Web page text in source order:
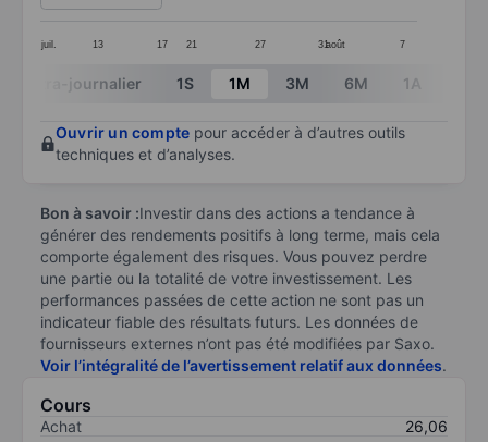
juil. 13 17 21 27 31août 7
End of interactive chart.
Intra-journalier 1S 1M 3M 6M 1A
Ouvrir un compte pour accéder à d’autres outils
techniques et d’analyses.
Bon à savoir :Investir dans des actions a tendance à
générer des rendements positifs à long terme, mais cela
comporte également des risques. Vous pouvez perdre
une partie ou la totalité de votre investissement. Les
performances passées de cette action ne sont pas un
indicateur fiable des résultats futurs. Les données de
fournisseurs externes n’ont pas été modifiées par Saxo.
Voir l’intégralité de l’avertissement relatif aux données.
Cours
Achat
26,06